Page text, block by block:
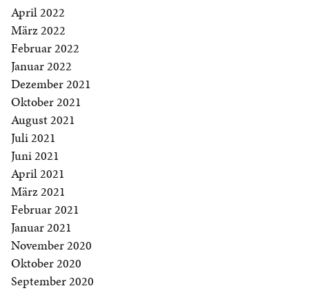
April 2022
März 2022
Februar 2022
Januar 2022
Dezember 2021
Oktober 2021
August 2021
Juli 2021
Juni 2021
April 2021
März 2021
Februar 2021
Januar 2021
November 2020
Oktober 2020
September 2020